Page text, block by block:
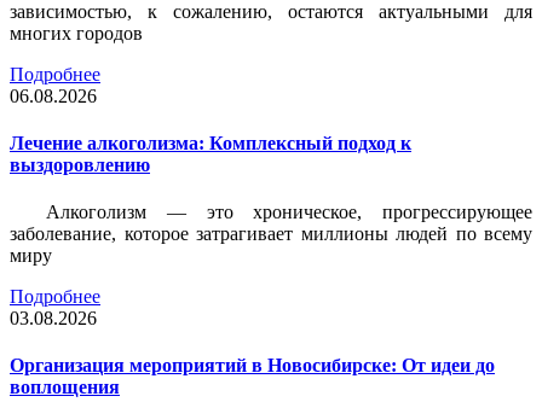
зависимостью, к сожалению, остаются актуальными для
многих городов
Подробнее
06.08.2026
Лечение алкоголизма: Комплексный подход к
выздоровлению
Алкоголизм — это хроническое, прогрессирующее
заболевание, которое затрагивает миллионы людей по всему
миру
Подробнее
03.08.2026
Организация мероприятий в Новосибирске: От идеи до
воплощения